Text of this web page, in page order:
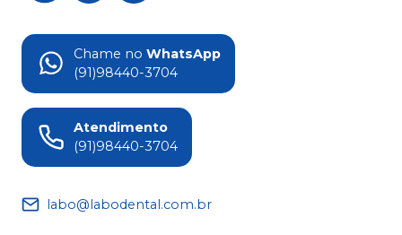
Chame no WhatsApp
(91)98440-3704
Atendimento
(91)98440-3704
labo@labodental.com.br